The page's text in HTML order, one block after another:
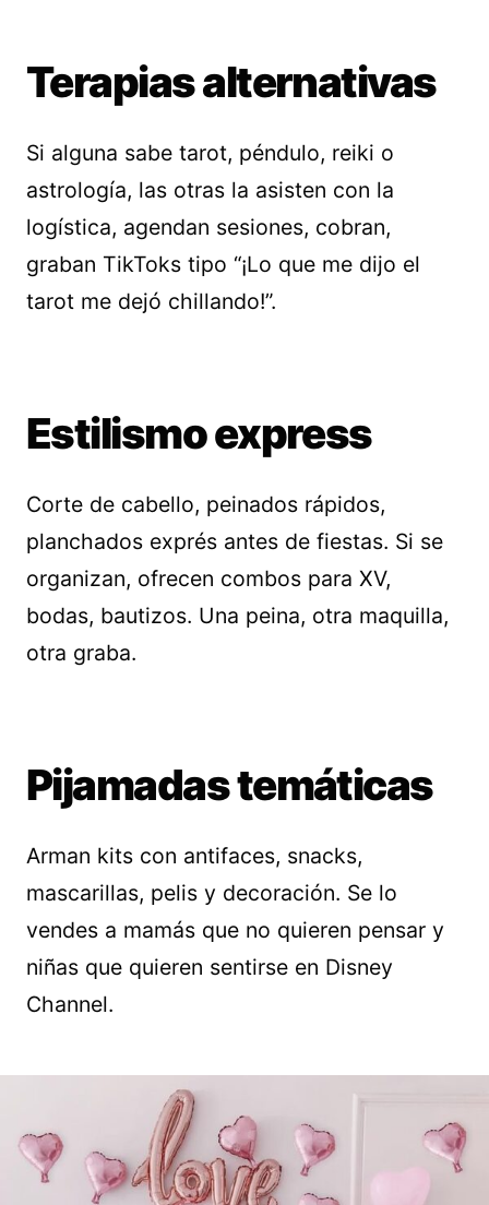
Terapias alternativas
Si alguna sabe tarot, péndulo, reiki o
astrología, las otras la asisten con la
logística, agendan sesiones, cobran,
graban TikToks tipo “¡Lo que me dijo el
tarot me dejó chillando!”.
Estilismo express
Corte de cabello, peinados rápidos,
planchados exprés antes de fiestas. Si se
organizan, ofrecen combos para XV,
bodas, bautizos. Una peina, otra maquilla,
otra graba.
Pijamadas temáticas
Arman kits con antifaces, snacks,
mascarillas, pelis y decoración. Se lo
vendes a mamás que no quieren pensar y
niñas que quieren sentirse en Disney
Channel.